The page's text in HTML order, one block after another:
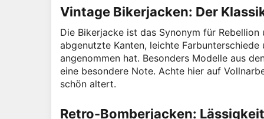
Vintage Bikerjacken: Der
Die Bikerjacke ist das Synonym für
abgenutzte Kanten, leichte
angenommen hat. Besonders Modelle aus
eine besondere Note. Achte hier auf
schön altert.
Retro-Bomberjacken: